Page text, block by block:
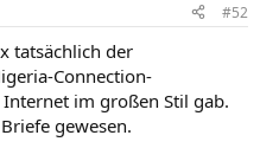
#52
tatsächlich der
Connection-
im großen Stil gab.
gewesen.